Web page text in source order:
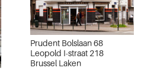
Prudent Bolslaan 68
Leopold I-straat 218
Brussel Laken